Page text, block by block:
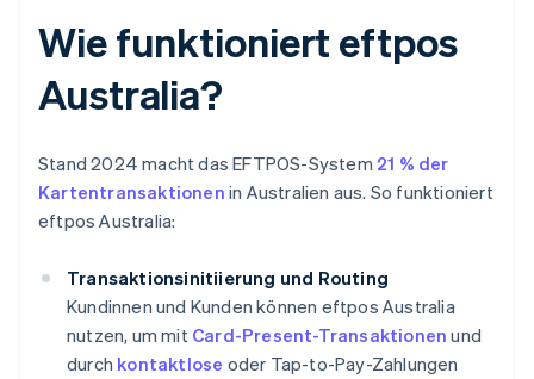
Wie funktioniert eftpos
Australia?
Stand 2024 macht das EFTPOS-System 21 % der
Kartentransaktionen in Australien aus. So funktioniert
eftpos Australia:
Transaktionsinitiierung und Routing
Kundinnen und Kunden können eftpos Australia
nutzen, um mit Card-Present-Transaktionen und
durch kontaktlose oder Tap-to-Pay-Zahlungen